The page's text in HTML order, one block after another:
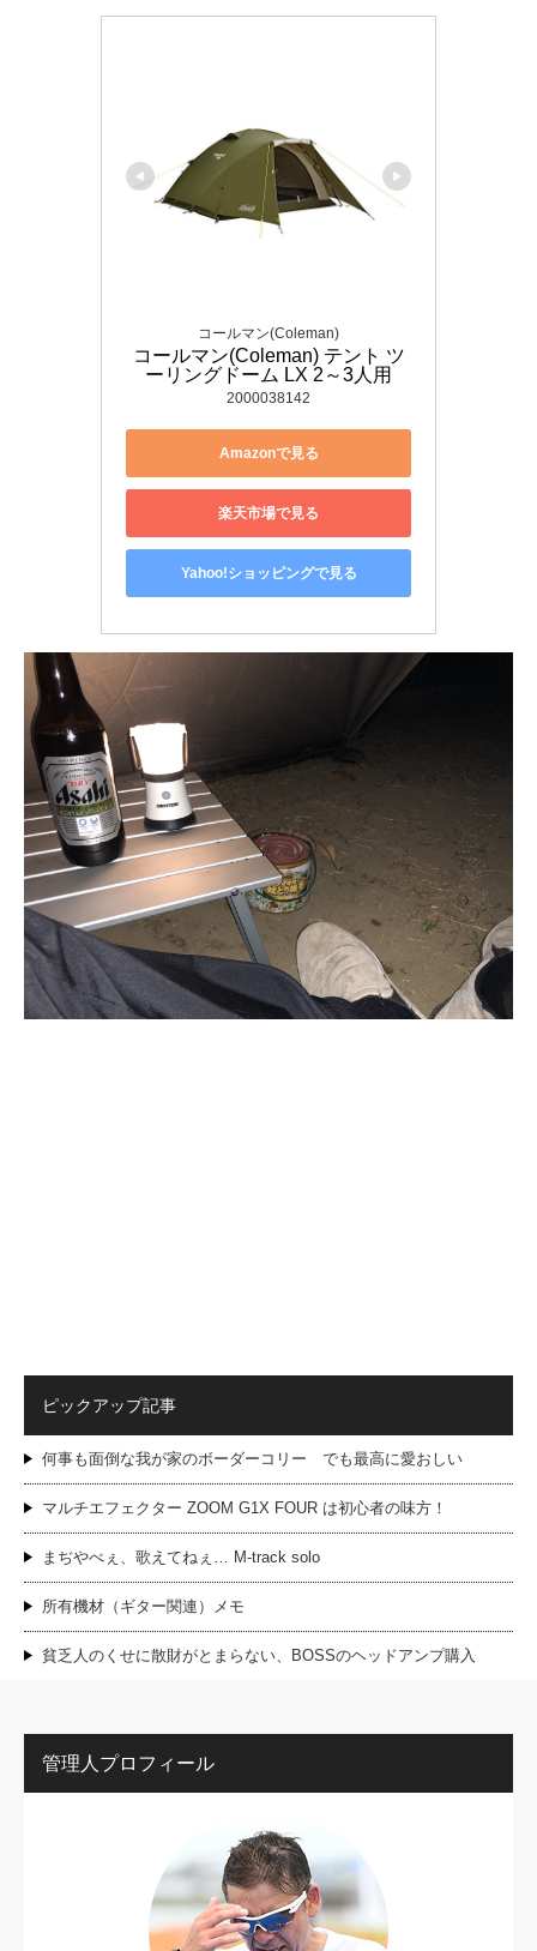
コールマン(Coleman)
コールマン(Coleman) テント ツ
ーリングドーム LX 2～3人用
2000038142
Amazonで見る
楽天市場で見る
Yahoo!ショッピングで見る
ピックアップ記事
何事も面倒な我が家のボーダーコリー でも最高に愛おしい
マルチエフェクター ZOOM G1X FOUR は初心者の味方！
まぢやべぇ、歌えてねぇ… M-track solo
所有機材（ギター関連）メモ
貧乏人のくせに散財がとまらない、BOSSのヘッドアンプ購入
管理人プロフィール